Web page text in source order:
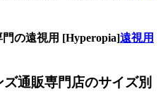
の遠視用 [Hyperopia]遠視用
通販専門店のサイズ別